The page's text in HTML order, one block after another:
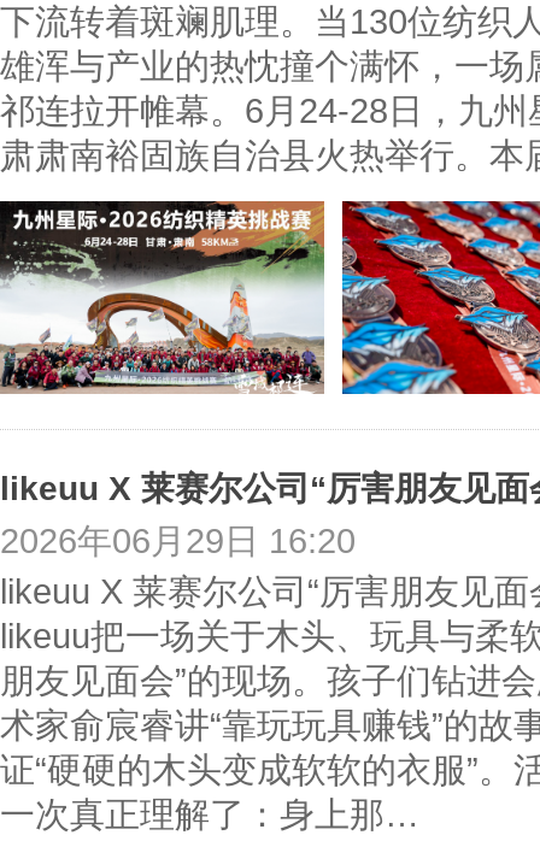
下流转着斑斓肌理。当130位纺织
雄浑与产业的热忱撞个满怀，一
祁连拉开帷幕。6月24-28日，九
肃肃南裕固族自治县火热举行。
2026年06月29日 16:20
likeuu X 莱赛尔公司“厉害朋友见
likeuu把一场关于木头、玩具与柔
朋友见面会”的现场。孩子们钻进
术家俞宸睿讲“靠玩玩具赚钱”的故
证“硬硬的木头变成软软的衣服”。
一次真正理解了：身上那…